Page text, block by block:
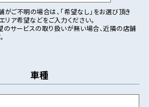
ご不明の場合は、「希望なし」をお選び頂き
リア希望などをご入力ください。
のサービスの取り扱いが無い場合、近隣の店舗
車種